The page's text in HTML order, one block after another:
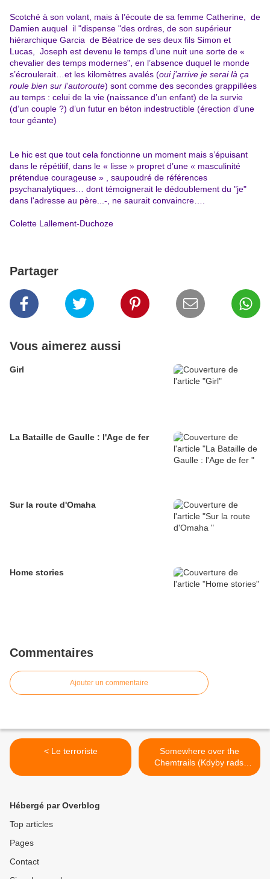
Scotché à son volant, mais à l’écoute de sa femme Catherine, de
Damien auquel il "dispense "des ordres, de son supérieur
hiérarchique Garcia de Béatrice de ses deux fils Simon et
Lucas, Joseph est devenu le temps d’une nuit une sorte de «
chevalier des temps modernes", en l’absence duquel le monde
s’écroulerait… et les kilomètres avalés (oui j’arrive je serai là ça
roule bien sur l’autoroute) sont comme des secondes grappillées
au temps : celui de la vie (naissance d’un enfant) de la survie
(d’un couple ?) d’un futur en béton indestructible (érection d’une
tour géante)
Le hic est que tout cela fonctionne un moment mais s’épuisant
dans le répétitif, dans le « lisse » propret d’une « masculinité
prétendue courageuse » , saupoudré de références
psychanalytiques… dont témoignerait le dédoublement du "je"
dans l'adresse au père...-, ne saurait convaincre….
Colette Lallement-Duchoze
Partager
Vous aimerez aussi
Girl
La Bataille de Gaulle : l'Age de fer
Sur la route d'Omaha
Home stories
Commentaires
Ajouter un commentaire
< Le terroriste
Somewhere over the
Chemtrails (Kdyby radsi
horelo) >
Hébergé par Overblog
Top articles
Pages
Contact